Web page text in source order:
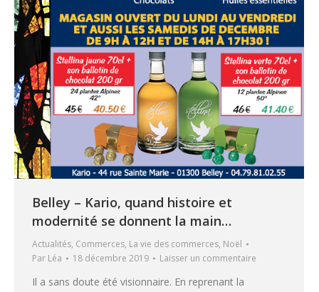
Belley – Kario, quand histoire et
modernité se donnent la main…
Actualités, Commerces, La vie des commerces, Noël
Par Léa 18 décembre 2019 Laisser un commentaire
Il a sans doute été visionnaire. En reprenant la